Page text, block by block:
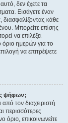
δεν έχετε τα
Εισάγετε έναν
διασφαλίζοντας κάθε
Μπορείτε επίσης
να επιλέξει
όριο ημερών για το
να επιτρέψετε
ψήφων;
τον διαχειριστή
περισσότερες
όριο, επικοινωνείτε